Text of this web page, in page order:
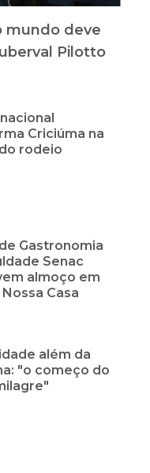
mundo deve
Pilotto
Criciúma na
rodeio
Gastronomia
Senac
almoço em
Casa
além da
"o começo do